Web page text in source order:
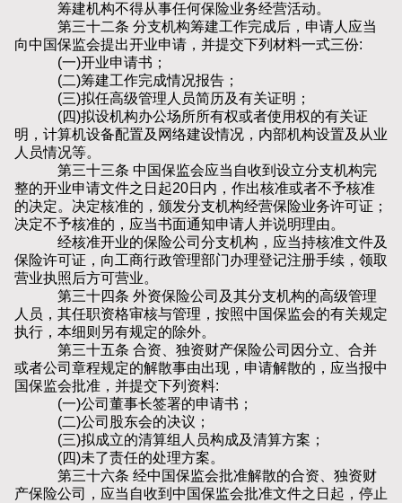
筹建机构不得从事任何保险业务经营活动。
第三十二条 分支机构筹建工作完成后，申请人应当
向中国保监会提出开业申请，并提交下列材料一式三份:
(一)开业申请书；
(二)筹建工作完成情况报告；
(三)拟任高级管理人员简历及有关证明；
(四)拟设机构办公场所所有权或者使用权的有关证
明，计算机设备配置及网络建设情况，内部机构设置及从业
人员情况等。
第三十三条 中国保监会应当自收到设立分支机构完
整的开业申请文件之日起20日内，作出核准或者不予核准
的决定。决定核准的，颁发分支机构经营保险业务许可证；
决定不予核准的，应当书面通知申请人并说明理由。
经核准开业的保险公司分支机构，应当持核准文件及
保险许可证，向工商行政管理部门办理登记注册手续，领取
营业执照后方可营业。
第三十四条 外资保险公司及其分支机构的高级管理
人员，其任职资格审核与管理，按照中国保监会的有关规定
执行，本细则另有规定的除外。
第三十五条 合资、独资财产保险公司因分立、合并
或者公司章程规定的解散事由出现，申请解散的，应当报中
国保监会批准，并提交下列资料:
(一)公司董事长签署的申请书；
(二)公司股东会的决议；
(三)拟成立的清算组人员构成及清算方案；
(四)未了责任的处理方案。
第三十六条 经中国保监会批准解散的合资、独资财
产保险公司，应当自收到中国保监会批准文件之日起，停止